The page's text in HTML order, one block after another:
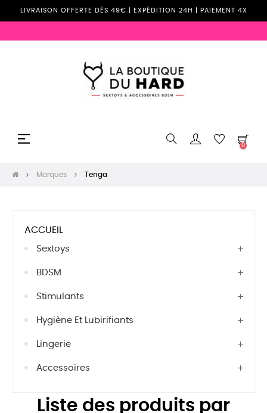
LIVRAISON OFFERTE DÈS 49€ | EXPÉDITION 24H | PAIEMENT 4X
Basculer
☰
0
Marques Tenga
ACCUEIL
Sextoys
BDSM
Stimulants
Hygiène Et Lubirifiants
Lingerie
Accessoires
Liste des produits par